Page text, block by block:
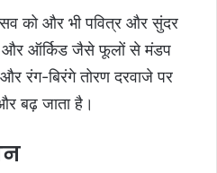
को और भी पवित्र और सुंदर
और ऑर्किड जैसे फूलों से मंडप
रंग-बिरंगे तोरण दरवाजे पर
बढ़ जाता है।